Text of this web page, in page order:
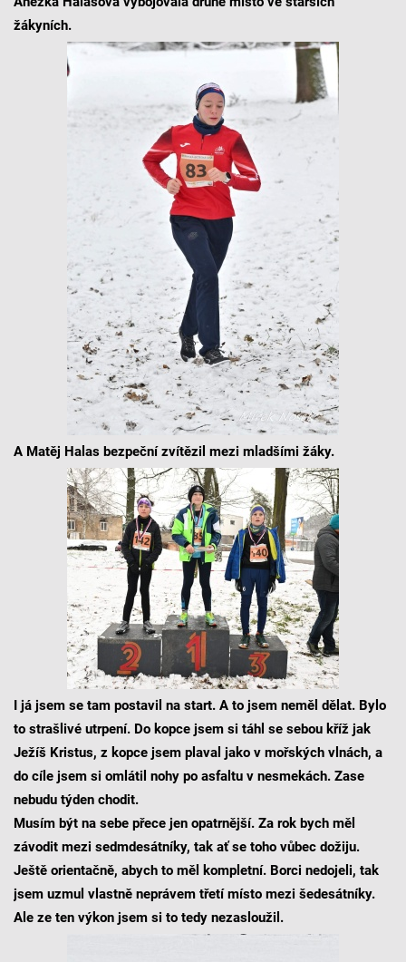
žákyních.
A Matěj Halas bezpeční zvítězil mezi mladšími žáky.
I já jsem se tam postavil na start. A to jsem neměl dělat. Bylo
to strašlivé utrpení. Do kopce jsem si táhl se sebou kříž jak
Ježíš Kristus, z kopce jsem plaval jako v mořských vlnách, a
do cíle jsem si omlátil nohy po asfaltu v nesmekách. Zase
nebudu týden chodit.
Musím být na sebe přece jen opatrnější. Za rok bych měl
závodit mezi sedmdesátníky, tak ať se toho vůbec dožiju.
Ještě orientačně, abych to měl kompletní. Borci nedojeli, tak
jsem uzmul vlastně neprávem třetí místo mezi šedesátníky.
Ale ze ten výkon jsem si to tedy nezasloužil.